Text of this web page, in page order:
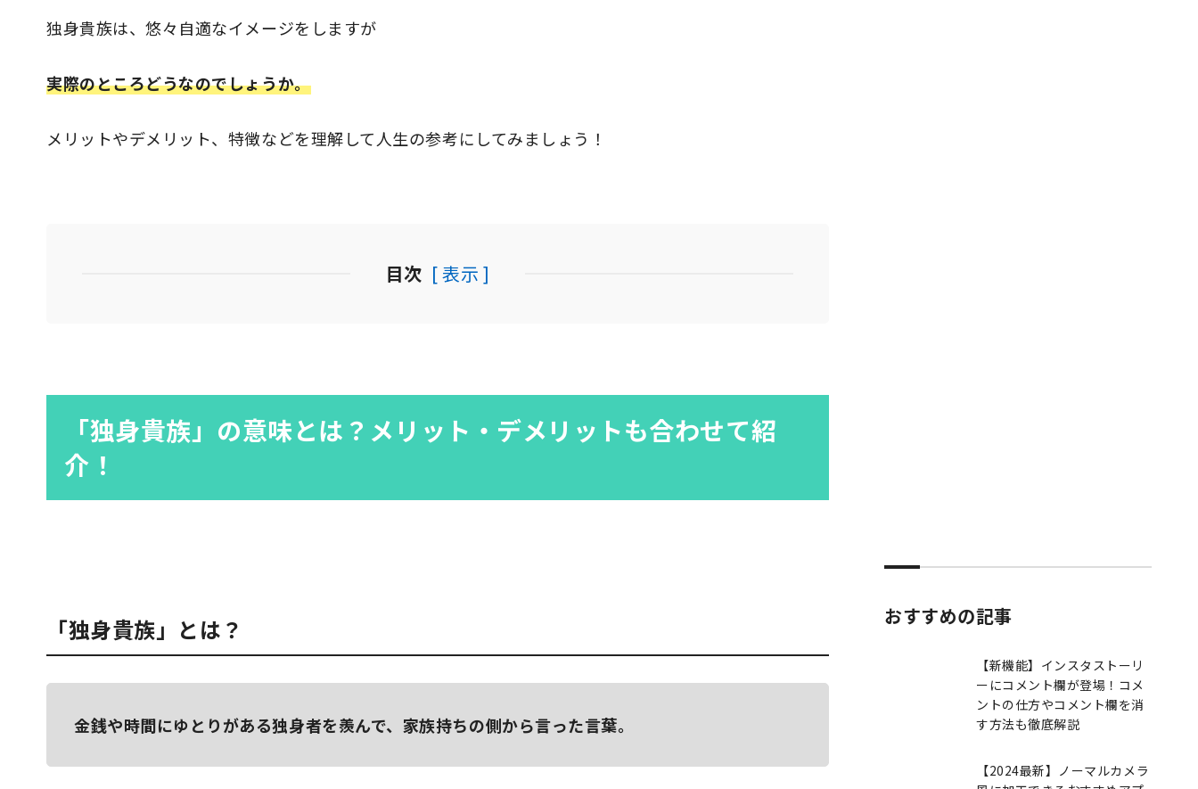
独身貴族は、悠々自適なイメージをしますが
実際のところどうなのでしょうか。
メリットやデメリット、特徴などを理解して人生の参考にしてみましょう！
目次 [ 表示 ]
「独身貴族」の意味とは？メリット・デメリットも合わせて紹
介！
「独身貴族」とは？
金銭や時間にゆとりがある独身者を羨んで、家族持ちの側から言った言葉。
おすすめの記事
【新機能】インスタストーリ
ーにコメント欄が登場！コメ
ントの仕方やコメント欄を消
す方法も徹底解説
【2024最新】ノーマルカメラ